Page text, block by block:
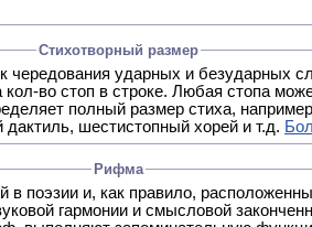
Стихотворный размер
чередования ударных и безударных
во стоп в строке. Любая стопа
полный размер стиха,
шестистопный хорей и т.д.
Рифма
используемый в поэзии и, как правило,
гармонии и смысловой